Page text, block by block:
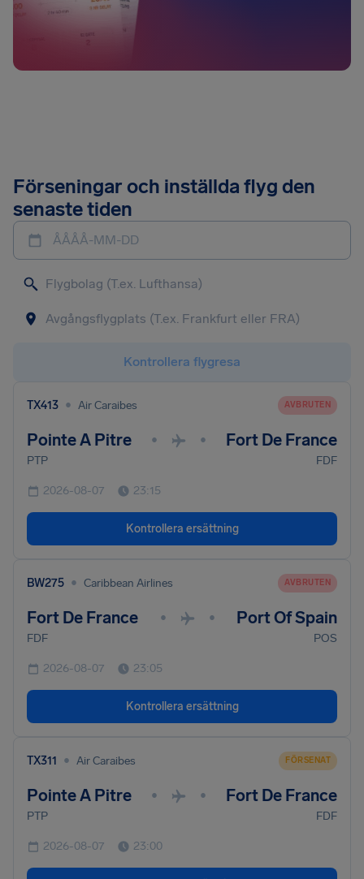
Förseningar och inställda flyg den
senaste tiden
ÅÅÅÅ-MM-DD
Kontrollera flygresa
TX413 • Air Caraibes AVBRUTEN
Pointe A Pitre • • Fort De France
PTP FDF
2026-08-07 23:15
Kontrollera ersättning
BW275 • Caribbean Airlines AVBRUTEN
Fort De France • • Port Of Spain
FDF POS
2026-08-07 23:05
Kontrollera ersättning
TX311 • Air Caraibes FÖRSENAT
Pointe A Pitre • • Fort De France
PTP FDF
2026-08-07 23:00